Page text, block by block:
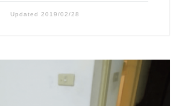
Updated 2019/02/28